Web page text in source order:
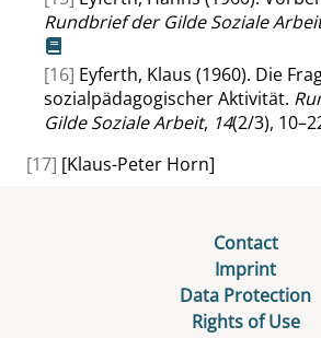
Rundbrief der Gilde Soziale
[16] Eyferth, Klaus (1960). Die
sozialpädagogischer Aktivität.
Gilde Soziale Arbeit, 14(2/3),
[17] [Klaus-Peter Horn]
Contact
Imprint
Data Protection
Rights of Use